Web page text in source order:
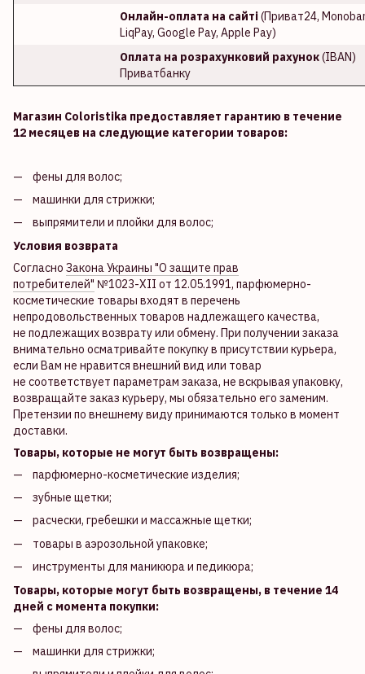
Онлайн-оплата на сайті(Приват24,
LiqPay, Google Pay, Apple Pay)
Оплата на розрахунковий рахунок(IBAN)
Приватбанку
Магазин Coloristika предоставляет гарантию в течение
12 месяцев на следующие категории товаров:
фены для волос;
машинки для стрижки;
выпрямители и плойки для волос;
Условия возврата
Согласно Закона Украины "О защите прав
потребителей" №1023-XII от 12.05.1991, парфюмерно-
косметические товары входят в перечень
непродовольственных товаров надлежащего качества,
не подлежащих возврату или обмену. При получении заказа
внимательно осматривайте покупку в присутствии курьера,
если Вам не нравится внешний вид или товар
не соответствует параметрам заказа, не вскрывая упаковку,
возвращайте заказ курьеру, мы обязательно его заменим.
Претензии по внешнему виду принимаются только в момент
доставки.
Товары, которые не могут быть возвращены:
парфюмерно-косметические изделия;
зубные щетки;
расчески, гребешки и массажные щетки;
товары в аэрозольной упаковке;
инструменты для маникюра и педикюра;
Товары, которые могут быть возвращены, в течение 14
дней с момента покупки:
фены для волос;
машинки для стрижки;